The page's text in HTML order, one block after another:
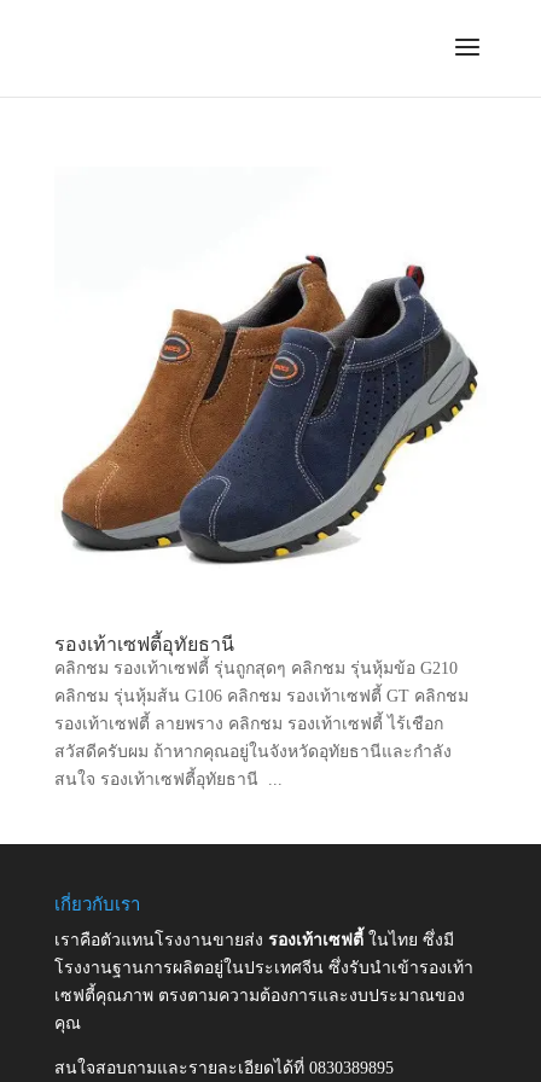
รองเท้าเซฟตี้อุทัยธานี
คลิกชม รองเท้าเซฟตี้ รุ่นถูกสุดๆ คลิกชม รุ่นหุ้มข้อ G210
คลิกชม รุ่นหุ้มส้น G106 คลิกชม รองเท้าเซฟตี้ GT คลิกชม
รองเท้าเซฟตี้ ลายพราง คลิกชม รองเท้าเซฟตี้ ไร้เชือก
สวัสดีครับผม ถ้าหากคุณอยู่ในจังหวัดอุทัยธานีและกำลัง
สนใจ รองเท้าเซฟตี้อุทัยธานี ...
เกี่ยวกับเรา
เราคือตัวแทนโรงงานขายส่ง รองเท้าเซฟตี้ ในไทย ซึ่งมี
โรงงานฐานการผลิตอยู่ในประเทศจีน ซึ่งรับนำเข้ารองเท้า
เซฟตี้คุณภาพ ตรงตามความต้องการและงบประมาณของ
คุณ
สนใจสอบถามและรายละเอียดได้ที่ 0830389895